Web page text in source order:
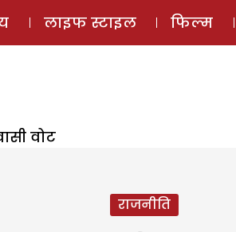
ई-मैगज़ीन
लाइफ स्टाइल फिल्म
वोट
राजनीति